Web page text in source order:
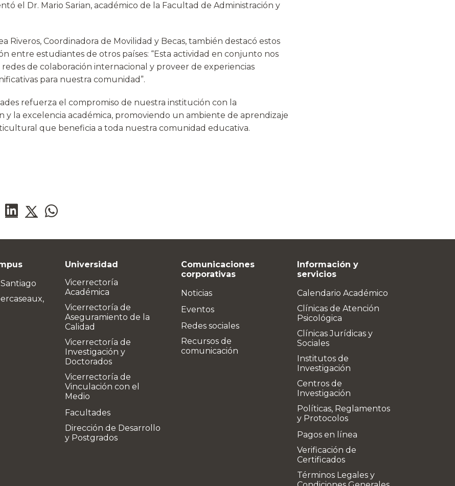
el Dr. Mario Sarian, académico de la Facultad de Administración y
Riveros, Coordinadora de Movilidad y Becas, también destacó estos
entre estudiantes de otros países: “Esta actividad en conjunto nos
de colaboración internacional y proveer de experiencias
para nuestra comunidad”.
refuerza el compromiso de nuestra institución con la
y la excelencia académica, promoviendo un ambiente de aprendizaje
que beneficia a toda nuestra comunidad educativa.
Universidad
Vicerrectoría
Académica
Vicerrectoría de
Aseguramiento de la
Calidad
Vicerrectoría de
Investigación y
Doctorados
Vicerrectoría de
Vinculación con el
Medio
Facultades
Dirección de Desarrollo
y Postgrados
Comunicaciones
corporativas
Noticias
Eventos
Redes sociales
Recursos de
comunicación
Información y
servicios
Calendario Académico
Clínicas de Atención
Psicológica
Clínicas Jurídicas y
Sociales
Institutos de
Investigación
Centros de
Investigación
Políticas, Reglamentos
y Protocolos
Pagos en línea
Verificación de
Certificados
Términos Legales y